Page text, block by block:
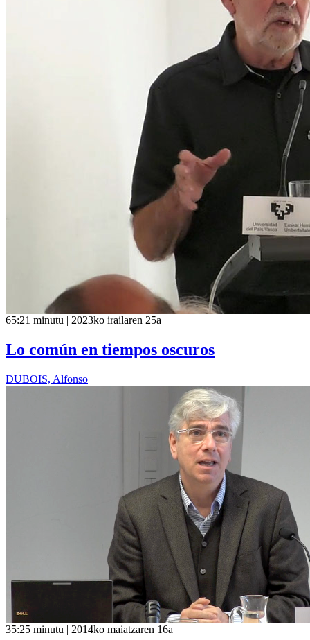
65:21 minutu | 2023ko irailaren 25a
Lo común en tiempos oscuros
DUBOIS, Alfonso
35:25 minutu | 2014ko maiatzaren 16a